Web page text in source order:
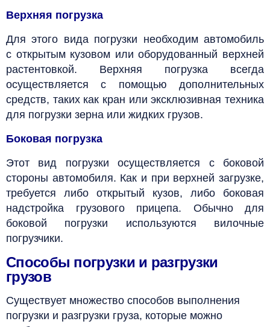
Верхняя погрузка
Для этого вида погрузки необходим автомобиль
с открытым кузовом или оборудованный верхней
растентовкой. Верхняя погрузка всегда
осуществляется с помощью дополнительных
средств, таких как кран или эксклюзивная техника
для погрузки зерна или жидких грузов.
Боковая погрузка
Этот вид погрузки осуществляется с боковой
стороны автомобиля. Как и при верхней загрузке,
требуется либо открытый кузов, либо боковая
надстройка грузового прицепа. Обычно для
боковой погрузки используются вилочные
погрузчики.
Способы погрузки и разгрузки
грузов
Существует множество способов выполнения
погрузки и разгрузки груза, которые можно